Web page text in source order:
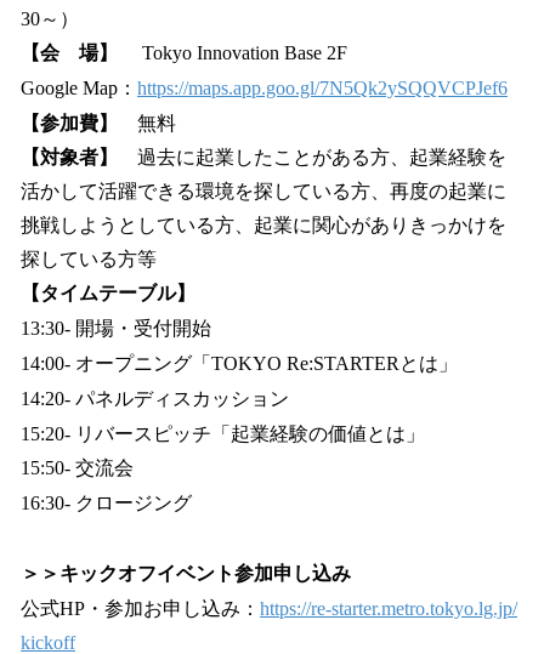
30～）
【会 場】
Tokyo Innovation Base 2F
Google Map： https://maps.app.goo.gl/7N5Qk2ySQQVCPJef6
【参加費】
無料
【対象者】
過去に起業したことがある方、起業経験を
活かして活躍できる環境を探している方、再度の起業に
挑戦しようとしている方、起業に関心がありきっかけを
探している方等
【タイムテーブル】
13:30- 開場・受付開始
14:00- オープニング「TOKYO Re:STARTERとは」
14:20- パネルディスカッション
15:20- リバースピッチ「起業経験の価値とは」
15:50- 交流会
16:30- クロージング
＞＞キックオフイベント参加申し込み
公式HP・参加お申し込み： https://re-starter.metro.tokyo.lg.jp/
kickoff